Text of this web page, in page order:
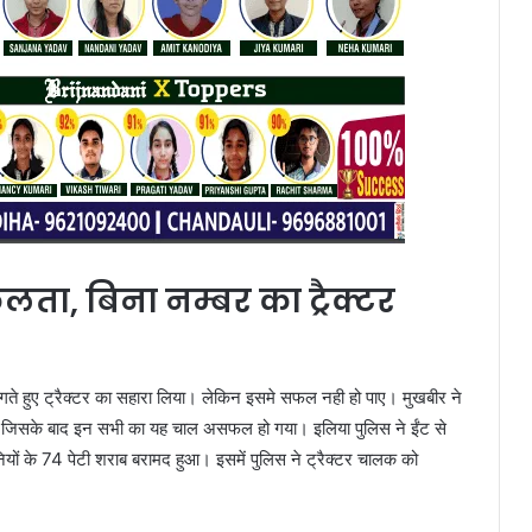
बिना नम्बर का ट्रैक्टर
हुए ट्रैक्टर का सहारा लिया। लेकिन इसमे सफल नही हो पाए। मुखबीर ने
जिसके बाद इन सभी का यह चाल असफल हो गया। इलिया पुलिस ने ईंट से
के 74 पेटी शराब बरामद हुआ। इसमें पुलिस ने ट्रैक्टर चालक को